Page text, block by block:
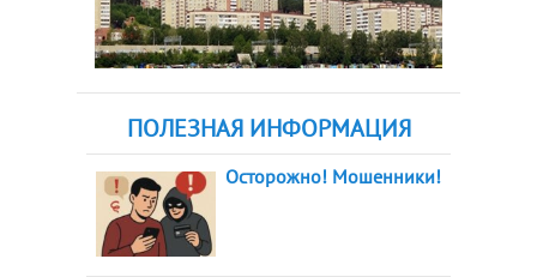
ПОЛЕЗНАЯ ИНФОРМАЦИЯ
Осторожно! Мошенники!